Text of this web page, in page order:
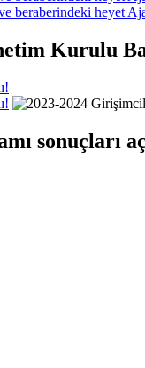
beraberindeki heyet
Kurulu
sonuçları